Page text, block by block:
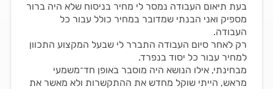
בעת תיאום העבודה נמסר לי מחיר בניסוח שלא היה ברור
מספיק ואני הבנתי שמדובר במחיר כולל עבור כל
העבודה.
רק לאחר סיום העבודה התברר לי שבעל המקצוע התכוון
למחיר עבור כל יסוד בנפרד.
מבחינתי, אילו הנושא היה מוסבר באופן חד־משמעי
מראש, הייתי שוקל מחדש את ההתקשרות ולא מאשר את